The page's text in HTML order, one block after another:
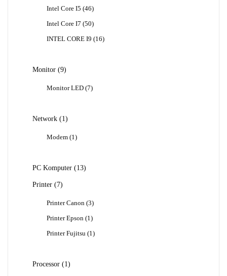
Intel Core I5 4646
Intel Core I7 5050
INTEL CORE I9
1616
Monitor 99
Monitor LED 77
Network 11
Modem 11
PC Komputer 1313
Printer
77
Printer Canon 33
Printer Epson 11
Printer Fujitsu 11
Processor 11